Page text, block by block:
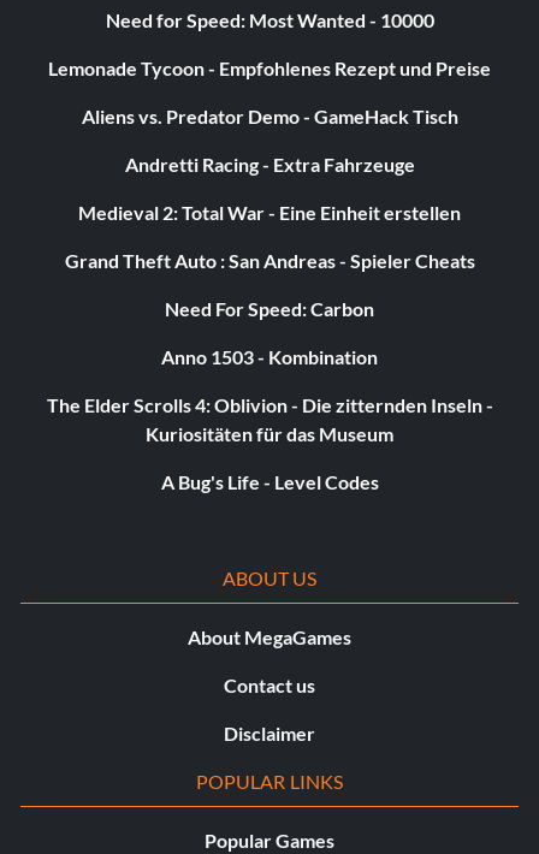
Need for Speed: Most Wanted - 10000
Lemonade Tycoon - Empfohlenes Rezept und Preise
Aliens vs. Predator Demo - GameHack Tisch
Andretti Racing - Extra Fahrzeuge
Medieval 2: Total War - Eine Einheit erstellen
Grand Theft Auto : San Andreas - Spieler Cheats
Need For Speed: Carbon
Anno 1503 - Kombination
The Elder Scrolls 4: Oblivion - Die zitternden Inseln -
Kuriositäten für das Museum
A Bug's Life - Level Codes
ABOUT US
About MegaGames
Contact us
Disclaimer
POPULAR LINKS
Popular Games